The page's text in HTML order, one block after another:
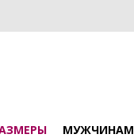
МУЖЧИНАМ